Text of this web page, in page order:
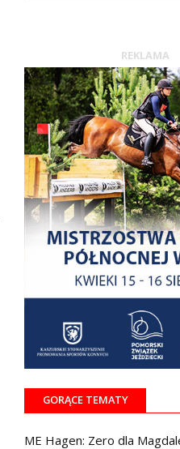
REKLAMA
GORĄCE TEMATY
ME Hagen: Zero dla